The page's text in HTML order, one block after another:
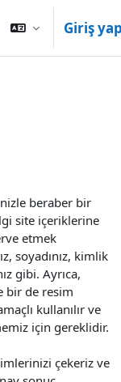
girişini değiştir
Giriş
beraber bir
site içeriklerine
etmek
soyadınız, kimlik
gibi. Ayrıca,
bir de resim
kullanılır ve
için gereklidir.
çekeriz ve